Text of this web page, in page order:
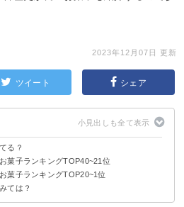
2023年12月07日 更新
ツイート シェア
る？
菓子ランキングTOP40~21位
年）発売）
年）発売）
13年（1924年）発売）
昭和41年（1966年）発売）
ート（大正7年（1918年）発売）
昭和36年（1961年）発売）
（1955年）発売）
1931年）発売）
40年（1965年）発売）
大正12年（1923年）発売）
ート（大正15年（1926年）発売）
和47年（1972年）発売）
コレート（昭和37年（1962年）発売）
32年（1957年）発売）
昭和29年（1954年）発売）
ム（昭和34年（1959年）発売）
レート（昭和39年（1964年）発売）
和38年（1963年）発売）
（1965年）発売）
昭和42年（1967年）発売）
菓子ランキングTOP20~1位
（1951年）発売）
ン（昭和34年（1959年）発売）
昭和44年（1969年）発売）
1968年）発売）
年）発売）
37年（1962年）発売）
ト（昭和36年（1961年）発売）
和39年（1964年）発売）
40年（1965年）発売）
ス（昭和37年（1962年）発売）
36年（1962年）発売）
年）発売）
年）発売）
（明治32年（1899年）発売）
明治41年（1908年）発売）
和30年（1955年）発売）
ス（昭和50年（1975年）発売）
1976年）発売）
1962年）発売）
1966年）発売）
ては？